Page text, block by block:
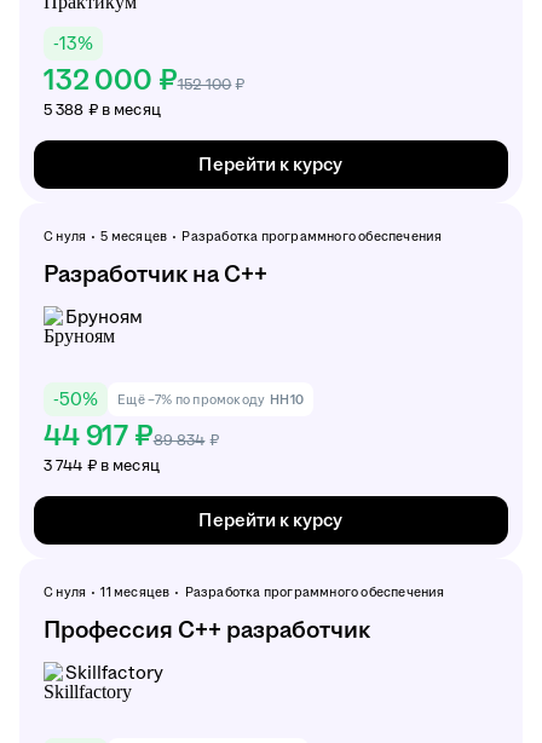
-13%
132 000 ₽152 100 ₽
5 388 ₽ в месяц
Перейти к курсу
С нуля 5 месяцев Разработка программного обеспечения
Разработчик на C++
Бруноям
-50% Ещё −7% по промокоду HH10
44 917 ₽89 834 ₽
3 744 ₽ в месяц
Перейти к курсу
С нуля 11 месяцев Разработка программного обеспечения
Профессия C++ разработчик
Skillfactory